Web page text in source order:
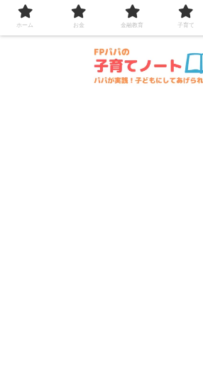
コンテンツへスキップ
ホーム お金 金融教育 子育て